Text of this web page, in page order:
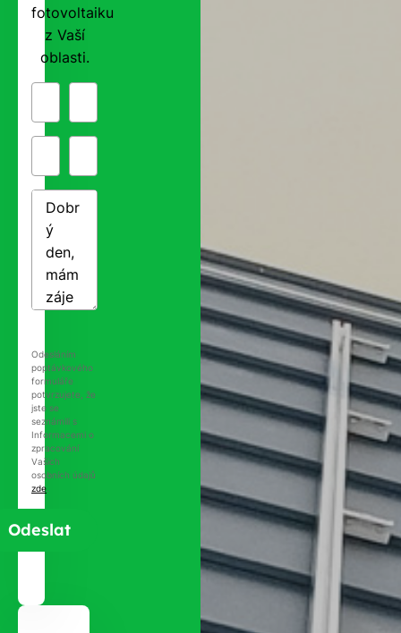
fotovoltaiku
z Vaší
oblasti.
Odesláním
poptávkového
formuláře
potvrzujete, že
jste se
seznámili s
Informacemi o
zpracování
Vašich
osobních údajů
zde